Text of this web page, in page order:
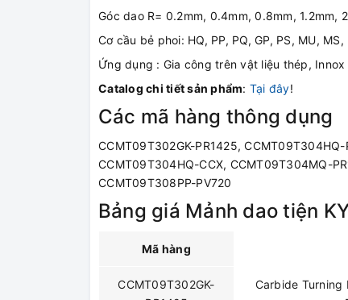
Góc dao R= 0.2mm, 0.4mm, 0.8mm, 1.2mm,
Cơ cầu bẻ phoi: HQ, PP, PQ, GP, PS, MU, MS,
Ứng dụng : Gia công trên vật liệu thép,
Catalog chi tiết sản phẩm: Tại đây!
Các mã hàng thông dụng
CCMT09T302GK-PR1425,
CCMT09T304HQ-CCX, CCMT09T304MQ-
CCMT09T308PP-PV720
Bảng giá Mảnh dao tiện
Mã hàng
CCMT09T302GK-
Carbide Turning